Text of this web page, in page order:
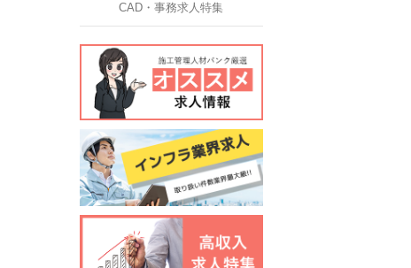
CAD・事務求人特集